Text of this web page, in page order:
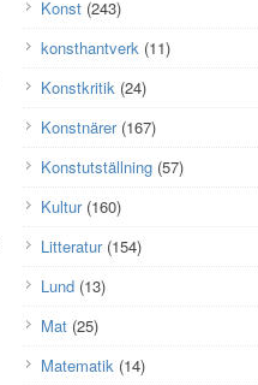
Konst (243)
konsthantverk (11)
Konstkritik (24)
Konstnärer(167)
Konstutställning (57)
Kultur(160)
Litteratur(154)
Lund (13)
Mat (25)
Matematik (14)